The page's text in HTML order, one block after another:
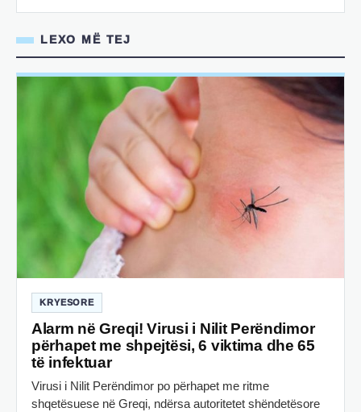
LEXO MË TEJ
KRYESORE
Alarm në Greqi! Virusi i Nilit Perëndimor
përhapet me shpejtësi, 6 viktima dhe 65
të infektuar
Virusi i Nilit Perëndimor po përhapet me ritme
shqetësuese në Greqi, ndërsa autoritetet shëndetësore